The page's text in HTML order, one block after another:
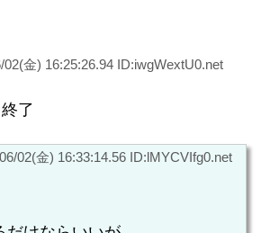
02(金) 16:25:26.94 ID:iwgWextU0.net
了
02(金) 16:33:14.56 ID:lMYCVIfg0.net